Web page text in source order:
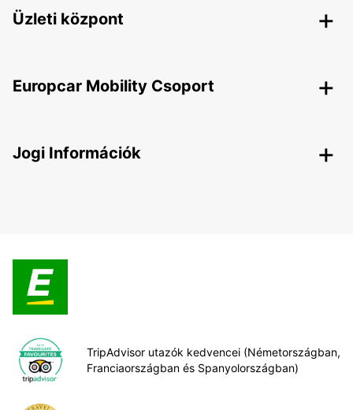
Üzleti központ
Europcar Mobility Csoport
Jogi Információk
TripAdvisor utazók kedvencei (Németországban,
Franciaországban és Spanyolországban)